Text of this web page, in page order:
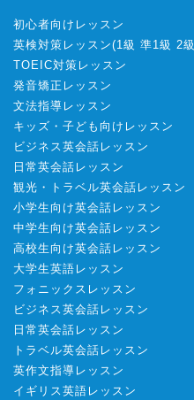
初心者向けレッスン
英検対策レッスン(1級 準1級 2級
TOEIC対策レッスン
発音矯正レッスン
文法指導レッスン
キッズ・子ども向けレッスン
ビジネス英会話レッスン
日常英会話レッスン
観光・トラベル英会話レッスン
小学生向け英会話レッスン
中学生向け英会話レッスン
高校生向け英会話レッスン
大学生英語レッスン
フォニックスレッスン
ビジネス英会話レッスン
日常英会話レッスン
トラベル英会話レッスン
英作文指導レッスン
イギリス英語レッスン